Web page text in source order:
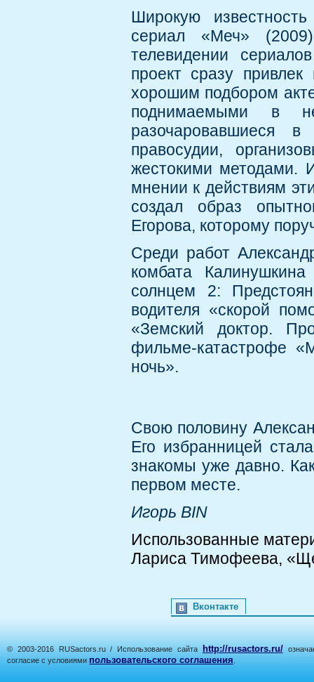
Широкую
сериал «Меч»
телевидении
проект сразу
хорошим подбором
поднимаемыми в
разочаровавшиеся
правосудии,
жестокими методами.
мнении к действиям
создал образ
Егорова, которому
Среди работ
комбата
солнцем 2:
водителя «скорой
«Земский доктор.
фильме-катастрофе
ночь».
Свою половину
Его избранницей
знакомы уже давно.
первом месте.
Игорь BIN
Использованные
Лариса Тимофеева,
Вконтакте
© 2003-2016 RUSactors.ru / Использование сайта http://rusactors.ru/
согласие с условиями пользовательского соглашения